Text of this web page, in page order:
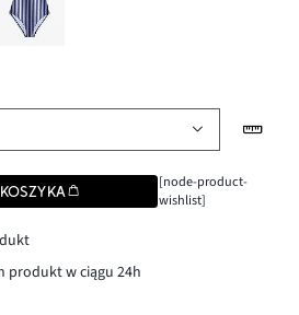
[node-product-
wishlist]
produkt w ciągu 24h